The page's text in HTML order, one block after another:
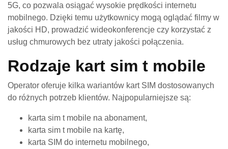
5G, co pozwala osiągać wysokie prędkości internetu
mobilnego. Dzięki temu użytkownicy mogą oglądać filmy w
jakości HD, prowadzić wideokonferencje czy korzystać z
usług chmurowych bez utraty jakości połączenia.
Rodzaje kart sim t mobile
Operator oferuje kilka wariantów kart SIM dostosowanych
do różnych potrzeb klientów. Najpopularniejsze są:
karta sim t mobile na abonament,
karta sim t mobile na kartę,
karta SIM do internetu mobilnego,